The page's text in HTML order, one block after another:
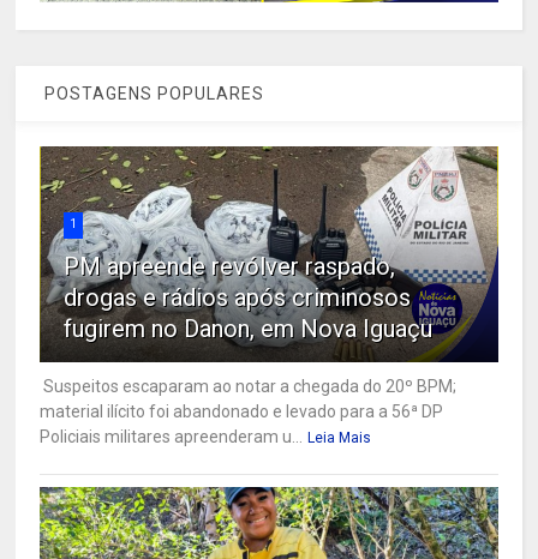
POSTAGENS POPULARES
1
PM apreende revólver raspado,
drogas e rádios após criminosos
fugirem no Danon, em Nova Iguaçu
Suspeitos escaparam ao notar a chegada do 20º BPM;
material ilícito foi abandonado e levado para a 56ª DP
Policiais militares apreenderam u... Leia Mais